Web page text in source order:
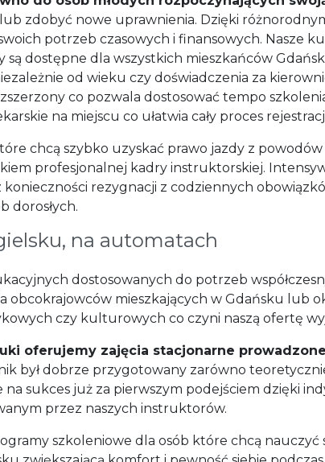
lub zdobyć nowe uprawnienia. Dzięki
potrzeb czasowych i finansowych. Nasze
są dostępne dla wszystkich mieszkańców
od wieku czy doświadczenia za
co pozwala dostosować tempo
na miejscu co ułatwia cały proces
chcą szybko uzyskać prawo jazdy z
profesjonalnej kadry instruktorskiej.
rezygnacji z codziennych
dorosłych.
na automatach
dostosowanych do potrzeb
obcokrajowców mieszkających w Gdańsku lub
czy kulturowych co czyni naszą ofertę
oferujemy zajęcia stacjonarne
był dobrze przygotowany zarówno
sukces już za pierwszym podejściem dzięki
przez naszych instruktorów.
szkoleniowe dla osób które chcą